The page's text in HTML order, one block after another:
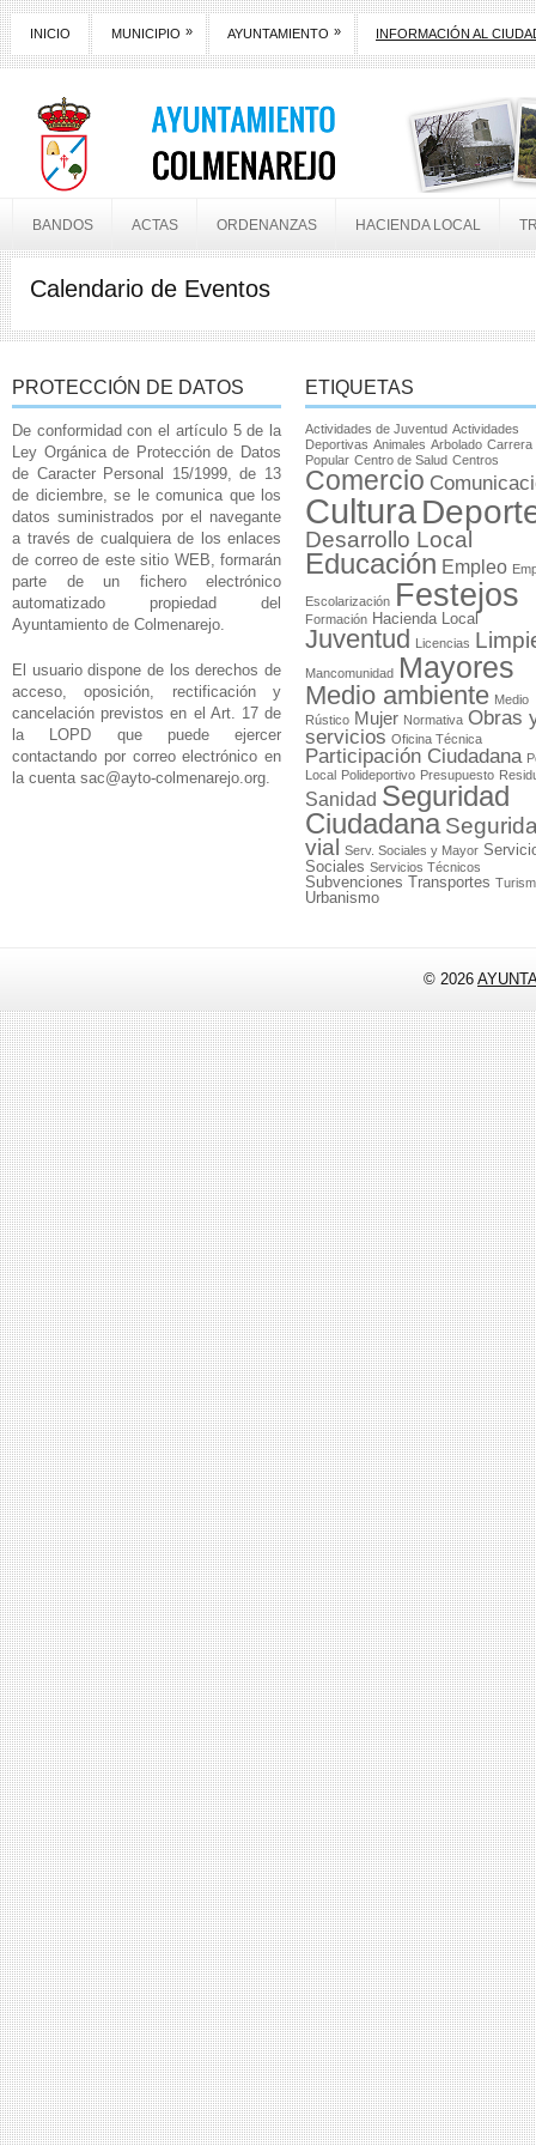
INICIO MUNICIPIO » AYUNTAMIENTO » INFORMACIÓN AL
BANDOS ACTAS ORDENANZAS HACIENDA LOCAL
Calendario de Eventos
PROTECCIÓN DE DATOS
De conformidad con el artículo 5 de la
Ley Orgánica de Protección de Datos
de Caracter Personal 15/1999, de 13
de diciembre, se le comunica que los
datos suministrados por el navegante
a través de cualquiera de los enlaces
de correo de este sitio WEB, formarán
parte de un fichero electrónico
automatizado propiedad del
Ayuntamiento de Colmenarejo.
El usuario dispone de los derechos de
acceso, oposición, rectificación y
cancelación previstos en el Art. 17 de
la LOPD que puede ejercer
contactando por correo electrónico en
la cuenta sac@ayto-colmenarejo.org.
ETIQUETAS
Actividades de Juventud Actividades
Deportivas Animales Arbolado Carrera
Popular Centro de Salud Centros
Comercio
Cultura
Desarrollo Local
Educación Empleo
Escolarización Festejos
Formación Hacienda Local
Juventud Licencias
Mancomunidad Mayores
Medio ambiente Medio
Rústico Mujer Normativa Obras
servicios Oficina Técnica
Participación Ciudadana
Local Polideportivo Presupuesto
Sanidad Seguridad
Ciudadana
vial
Serv. Sociales y Mayor
Sociales Servicios Técnicos
Subvenciones Transportes
Urbanismo
© 2026